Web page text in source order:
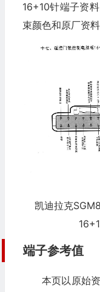
16+10针端子资
束颜色和原厂资料
凯迪拉克
端子参考值
本页以原始